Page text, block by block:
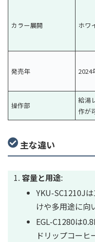
カラー展開 ホワ
発売年 2024
操作部
給湯
作が
主な違い
容量と用途:
YKU-SC1210J
けや多用途に向
EGL-C1280は
ドリップコーヒ